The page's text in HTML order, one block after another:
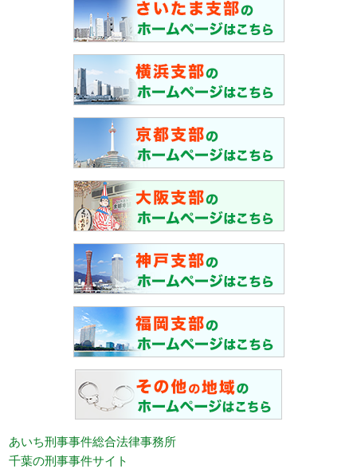
あいち刑事事件総合法律事務所
千葉の刑事事件サイト